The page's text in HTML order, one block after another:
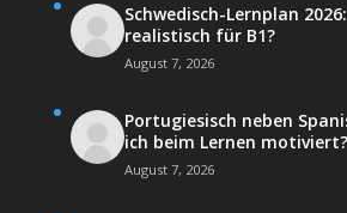
Schwedisch-Lernplan
realistisch für B1?
August 7, 2026
Portugiesisch neben
ich beim Lernen motiviert?
August 7, 2026